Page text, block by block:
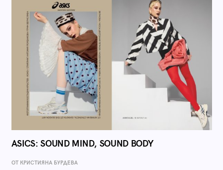
ASICS: SOUND MIND, SOUND BODY
ОТ КРИСТИЯНА БУРДЕВА